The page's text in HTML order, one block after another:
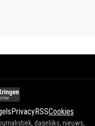
PrivacyRSSCookies
dagelijks, nieuws,